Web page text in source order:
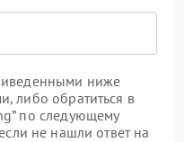
ниже
либо обратиться в
по следующему
не нашли ответ на